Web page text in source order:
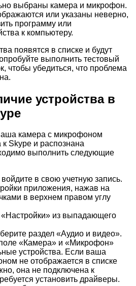
выбраны камера и микрофон.
или указаны неверно,
программу или
к компьютеру.
появятся в списке и будут
выполнить тестовый
чтобы убедиться, что проблема
устройства в
камера с микрофоном
Skype и распознана
выполнить следующие
в свою учетную запись.
приложения, нажав на
в верхнем правом углу
из выпадающего
раздел «Аудио и видео».
«Камера» и «Микрофон»
устройства. Если ваша
не отображается в списке
она не подключена к
установить драйверы.